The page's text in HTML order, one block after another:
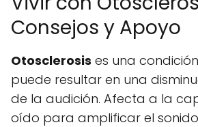
Consejos y Apoyo
Otosclerosis es una
puede resultar en una
de la audición. Afecta a la
oído para amplificar el